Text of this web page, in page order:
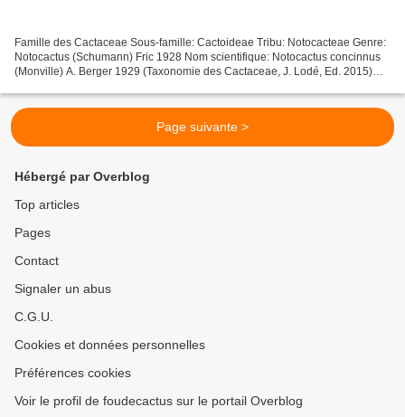
Famille des Cactaceae Sous-famille: Cactoideae Tribu: Notocacteae Genre:
Notocactus (Schumann) Fric 1928 Nom scientifique: Notocactus concinnus
(Monville) A. Berger 1929 (Taxonomie des Cactaceae, J. Lodé, Ed. 2015)
Page suivante >
Hébergé par Overblog
Top articles
Pages
Contact
Signaler un abus
C.G.U.
Cookies et données personnelles
Préférences cookies
Voir le profil de foudecactus sur le portail Overblog